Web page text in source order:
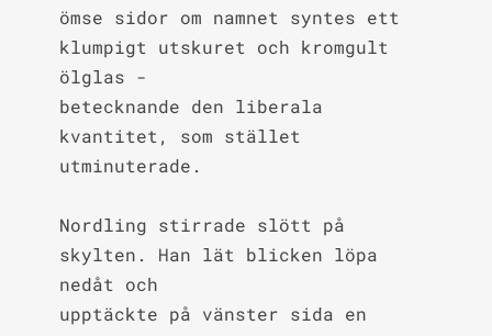
ömse sidor om namnet syntes ett
klumpigt utskuret och kromgult
ölglas -
betecknande den liberala
kvantitet, som stället
utminuterade.
Nordling stirrade slött på
skylten. Han lät blicken löpa
nedåt och
upptäckte på vänster sida en